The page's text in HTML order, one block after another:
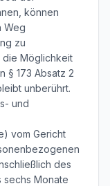
können
Weg
zu
die Möglichkeit
§ 173 Absatz 2
unberührt.
und
vom Gericht
des
sechs Monate